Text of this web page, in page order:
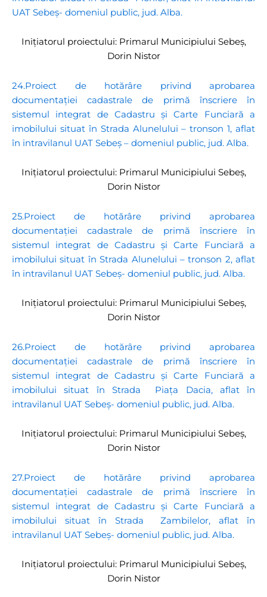
UAT Sebeș- domeniul public, jud. Alba.
Inițiatorul proiectului: Primarul Municipiului Sebeș,
Dorin Nistor
24.Proiect de hotărâre privind aprobarea
documentației cadastrale de primă înscriere în
sistemul integrat de Cadastru și Carte Funciară a
imobilului situat în Strada Alunelului – tronson 1, aflat
în intravilanul UAT Sebeș – domeniul public, jud. Alba.
Inițiatorul proiectului: Primarul Municipiului Sebeș,
Dorin Nistor
25.Proiect de hotărâre privind aprobarea
documentației cadastrale de primă înscriere în
sistemul integrat de Cadastru și Carte Funciară a
imobilului situat în Strada Alunelului – tronson 2, aflat
în intravilanul UAT Sebeș- domeniul public, jud. Alba.
Inițiatorul proiectului: Primarul Municipiului Sebeș,
Dorin Nistor
26.Proiect de hotărâre privind aprobarea
documentației cadastrale de primă înscriere în
sistemul integrat de Cadastru și Carte Funciară a
imobilului situat în Strada Piața Dacia, aflat în
intravilanul UAT Sebeș- domeniul public, jud. Alba.
Inițiatorul proiectului: Primarul Municipiului Sebeș,
Dorin Nistor
27.Proiect de hotărâre privind aprobarea
documentației cadastrale de primă înscriere în
sistemul integrat de Cadastru și Carte Funciară a
imobilului situat în Strada Zambilelor, aflat în
intravilanul UAT Sebeș- domeniul public, jud. Alba.
Inițiatorul proiectului: Primarul Municipiului Sebeș,
Dorin Nistor